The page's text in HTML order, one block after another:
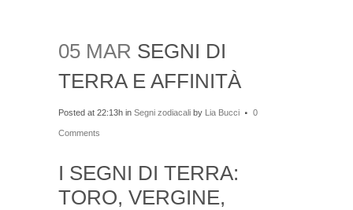
05 MAR SEGNI DI
TERRA E AFFINITÀ
Posted at 22:13h in Segni zodiacali by Lia Bucci 0
Comments
I SEGNI DI TERRA:
TORO, VERGINE,